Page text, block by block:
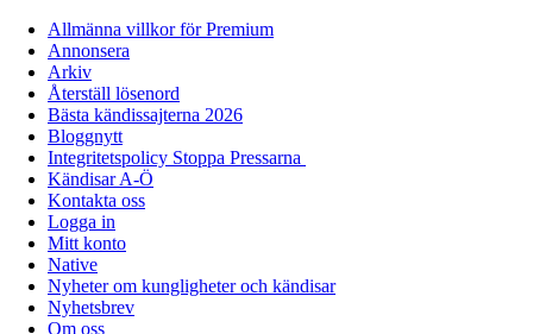
Allmänna villkor för Premium
Annonsera
Arkiv
Återställ lösenord
Bästa kändissajterna 2026
Bloggnytt
Integritetspolicy Stoppa Pressarna
Kändisar A-Ö
Kontakta oss
Logga in
Mitt konto
Native
Nyheter om kungligheter och kändisar
Nyhetsbrev
Om oss